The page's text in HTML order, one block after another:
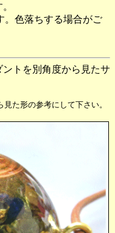
。色落ちする場合がご
トを別角度から見たサ
た形の参考にして下さい。